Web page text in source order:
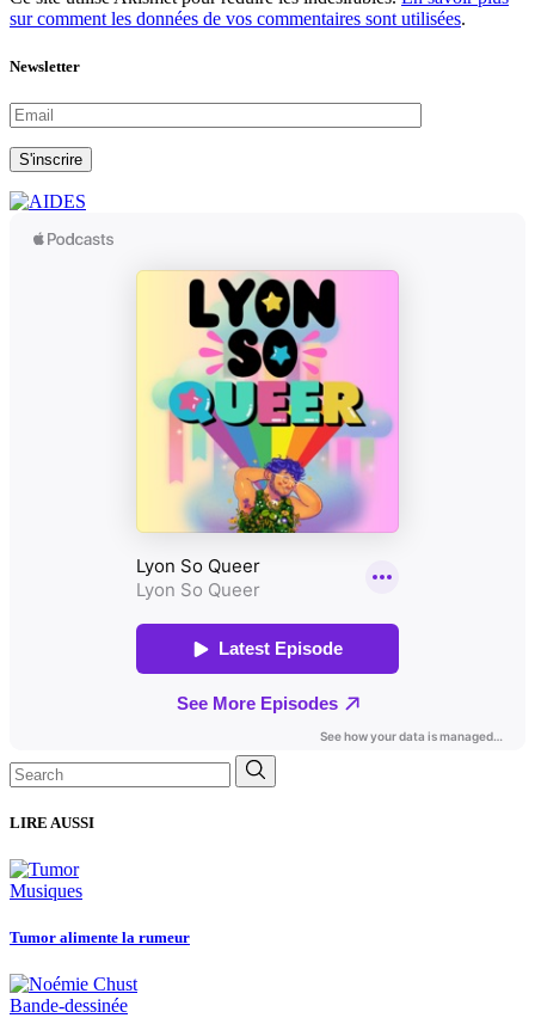
sur comment les données de vos commentaires sont utilisées.
Newsletter
S'inscrire
Search
for:
LIRE AUSSI
Musiques
Tumor alimente la rumeur
Bande-dessinée